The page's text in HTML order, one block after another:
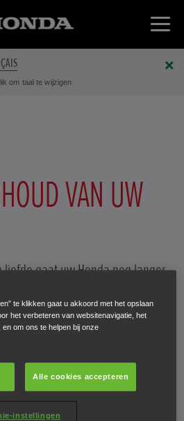
om taal te wijzigen
VAN UW
gaat uw Honda nog langer
te klikken gaat u akkoord met het opslaan
het verbeteren van websitenavigatie, het
om ons te helpen bij onze
Alle cookies accepteren
instellingen